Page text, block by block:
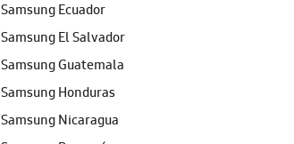
Samsung Ecuador
Samsung El Salvador
Samsung Guatemala
Samsung Honduras
Samsung Nicaragua